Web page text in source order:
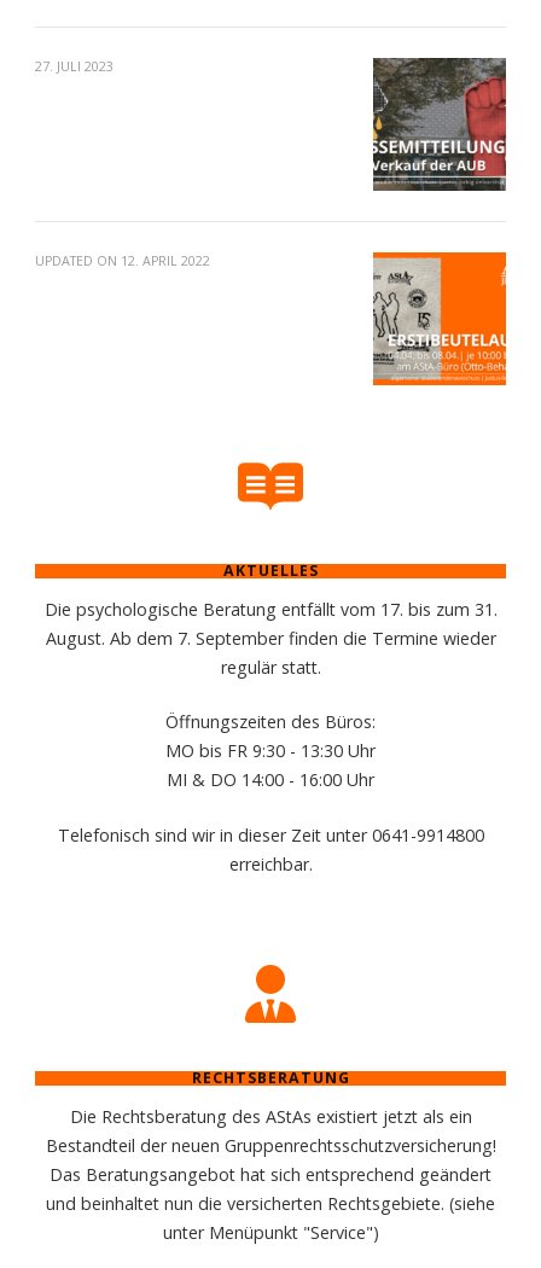
27. JULI 2023
UPDATED ON 12. APRIL 2022
AKTUELLES
Die psychologische Beratung entfällt vom 17. bis zum 31.
August. Ab dem 7. September finden die Termine wieder
regulär statt.
Öffnungszeiten des Büros:
MO bis FR 9:30 - 13:30 Uhr
MI & DO 14:00 - 16:00 Uhr
Telefonisch sind wir in dieser Zeit unter 0641-9914800
erreichbar.
RECHTSBERATUNG
Die Rechtsberatung des AStAs existiert jetzt als ein
Bestandteil der neuen Gruppenrechtsschutzversicherung!
Das Beratungsangebot hat sich entsprechend geändert
und beinhaltet nun die versicherten Rechtsgebiete. (siehe
unter Menüpunkt "Service")